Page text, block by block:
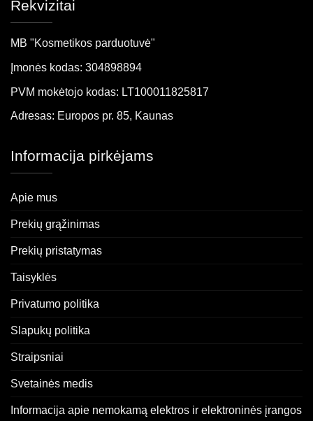
Rekvizitai
MB "Kosmetikos parduotuvė"
Įmonės kodas: 304898894
PVM mokėtojo kodas: LT100011825817
Adresas: Europos pr. 85, Kaunas
Informacija pirkėjams
Apie mus
Prekių grąžinimas
Prekių pristatymas
Taisyklės
Privatumo politika
Slapukų politika
Straipsniai
Svetainės medis
Informacija apie nemokamą elektros ir elektroninės įrangos